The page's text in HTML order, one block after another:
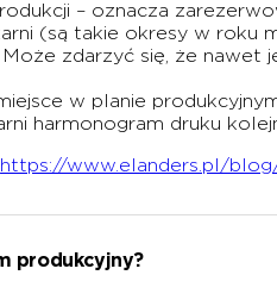
– oznacza
(są takie okresy w roku
zdarzyć się, że nawet
w planie
harmonogram druku
https://www.elanders.pl/
produkcyjny?